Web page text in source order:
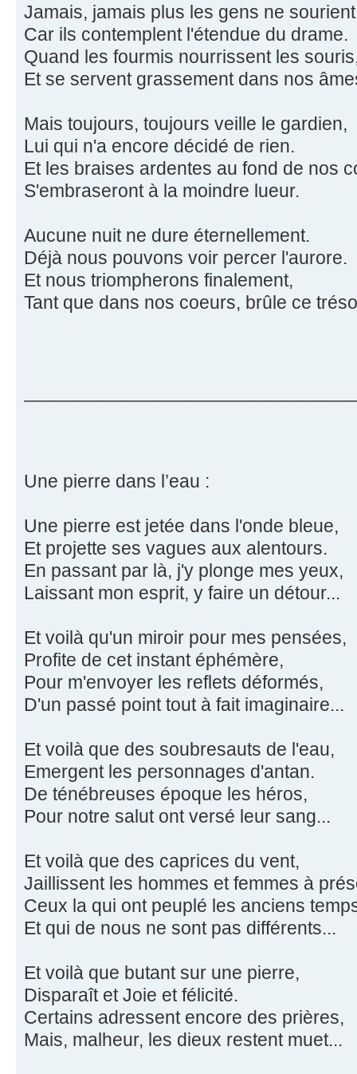
Jamais, jamais plus les gens ne
Car ils contemplent l'étendue du drame.
Quand les fourmis nourrissent les
Et se servent grassement dans nos
Mais toujours, toujours veille le gardien,
Lui qui n'a encore décidé de rien.
Et les braises ardentes au fond de nos
S'embraseront à la moindre lueur.
Aucune nuit ne dure éternellement.
Déjà nous pouvons voir percer l'aurore.
Et nous triompherons finalement,
Tant que dans nos coeurs, brûle ce
Une pierre dans l’eau :
Une pierre est jetée dans l'onde bleue,
Et projette ses vagues aux alentours.
En passant par là, j'y plonge mes yeux,
Laissant mon esprit, y faire un détour...
Et voilà qu'un miroir pour mes pensées,
Profite de cet instant éphémère,
Pour m'envoyer les reflets déformés,
D'un passé point tout à fait imaginaire...
Et voilà que des soubresauts de l'eau,
Emergent les personnages d'antan.
De ténébreuses époque les héros,
Pour notre salut ont versé leur sang...
Et voilà que des caprices du vent,
Jaillissent les hommes et femmes à
Ceux la qui ont peuplé les anciens
Et qui de nous ne sont pas différents...
Et voilà que butant sur une pierre,
Disparaît et Joie et félicité.
Certains adressent encore des prières,
Mais, malheur, les dieux restent muet...